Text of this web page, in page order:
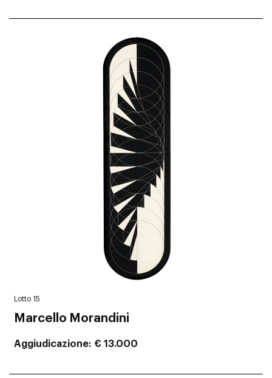
Lotto 15
Marcello Morandini
Aggiudicazione € 13.000